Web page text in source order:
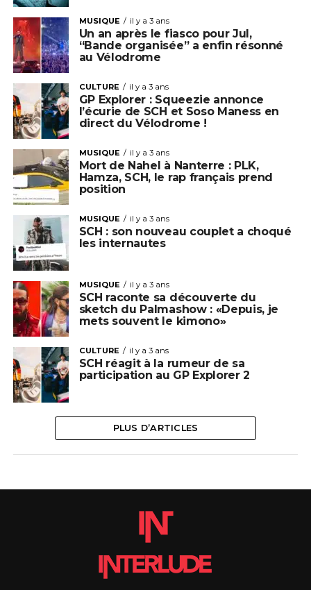
MUSIQUE il y a 3 ans
Un an après le fiasco pour Jul,
“Bande organisée” a enfin résonné
au Vélodrome
CULTURE il y a 3 ans
GP Explorer : Squeezie annonce
l’écurie de SCH et Soso Maness en
direct du Vélodrome !
MUSIQUE il y a 3 ans
Mort de Nahel à Nanterre : PLK,
Hamza, SCH, le rap français prend
position
MUSIQUE il y a 3 ans
SCH : son nouveau couplet a choqué
les internautes
MUSIQUE il y a 3 ans
SCH raconte sa découverte du
sketch du Palmashow : «Depuis, je
mets souvent le kimono»
CULTURE il y a 3 ans
SCH réagit à la rumeur de sa
participation au GP Explorer 2
PLUS D’ARTICLES